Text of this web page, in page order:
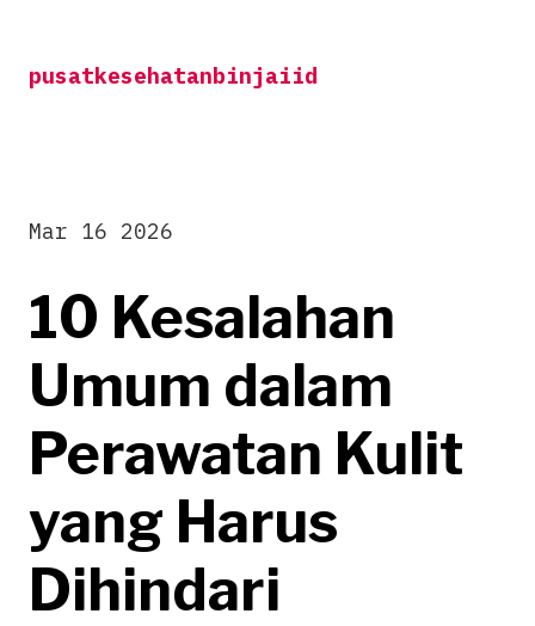
contentpusatkesehatanbinjaiid
10 Kesalahan
Umum dalam
Perawatan Kulit
yang Harus
Dihindari
Mar 16 2026